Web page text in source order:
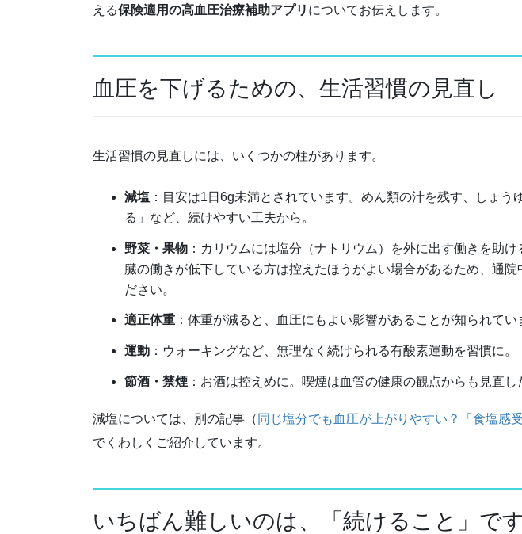
える保険適用の高血圧治療補助アプリ についてお伝えします。
血圧を下げるための、生活習慣の見直し
生活習慣の見直しには、いくつかの柱があります。
減塩 ：目安は1日6g未満とされています。めん類の汁を残す、しょう
る」など、続けやすい工夫から。
野菜・果物 ：カリウムには塩分（ナトリウム）を外に出す働きを助
臓の働きが低下している方は控えたほうがよい場合があるため、通院
ださい。
適正体重 ：体重が減ると、血圧にもよい影響があることが知られてい
運動 ：ウォーキングなど、無理なく続けられる有酸素運動を習慣に。
節酒・禁煙 ：お酒は控えめに。喫煙は血管の健康の観点からも見直し
減塩については、別の記事（ 同じ塩分でも血圧が上がりやすい？「食塩感
でくわしくご紹介しています。
いちばん難しいのは、「続けること」で